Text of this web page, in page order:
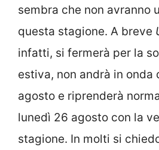
sembra che non avranno
questa stagione. A breve
infatti, si fermerà per la
estiva, non andrà in onda
agosto e riprenderà
lunedì 26 agosto con la
stagione. In molti si